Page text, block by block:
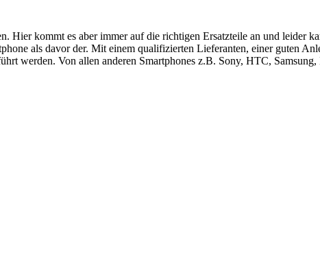
Hier kommt es aber immer auf die richtigen Ersatzteile an und leider
als davor der. Mit einem qualifizierten Lieferanten, einer guten
werden. Von allen anderen Smartphones z.B. Sony, HTC,